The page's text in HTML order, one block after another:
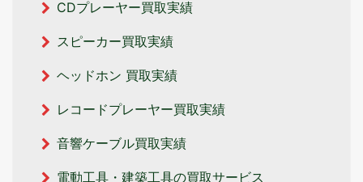
CDプレーヤー買取実績
スピーカー買取実績
ヘッドホン 買取実績
レコードプレーヤー買取実績
音響ケーブル買取実績
電動工具・建築工具の買取サービス